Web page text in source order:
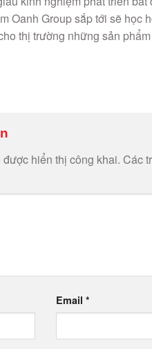
và trang web trong trình